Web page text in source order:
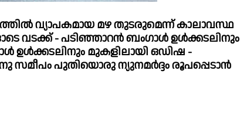
വ്യാപകമായ മഴ തുടരുമെന്ന് കാലാവസ്ഥ
വടക്ക് - പടിഞ്ഞാറൻ ബംഗാള്‍ ഉള്‍ക്കടലിനും
ഉള്‍ക്കടലിനും മുകളിലായി ഒഡിഷ -
സമീപം പുതിയൊരു ന്യുനമര്‍ദ്ദം രൂപപ്പെടാൻ